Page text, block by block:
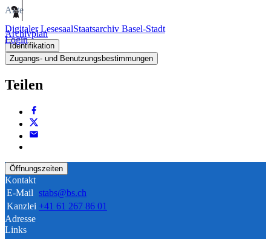
Digitaler LesesaalStaatsarchiv Basel-Stadt
Login
Akte
Archivplan
Identifikation
Zugangs- und Benutzungsbestimmungen
Teilen
Öffnungszeiten
Kontakt
E-Mail stabs@bs.ch
Kanzlei +41 61 267 86 01
Adresse
Links